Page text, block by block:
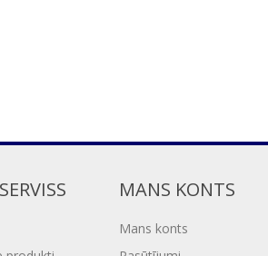
MANS KONTS
Mans konts